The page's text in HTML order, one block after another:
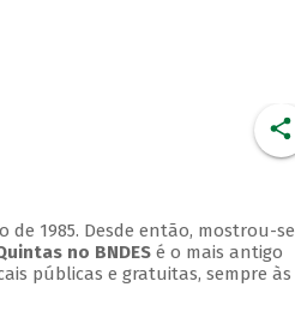
de 1985. Desde então, mostrou-se
no BNDESé o mais antigo
públicas e gratuitas, sempre às